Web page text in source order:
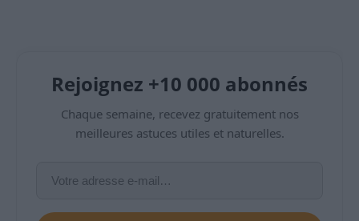
Rejoignez +10 000 abonnés
Chaque semaine, recevez gratuitement nos
meilleures astuces utiles et naturelles.